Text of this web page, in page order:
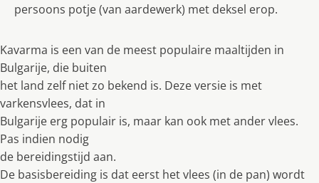
persoons potje (van aardewerk) met deksel erop.
Kavarma is een van de meest populaire maaltijden in
Bulgarije, die buiten
het land zelf niet zo bekend is. Deze versie is met
varkensvlees, dat in
Bulgarije erg populair is, maar kan ook met ander vlees.
Pas indien nodig
de bereidingstijd aan.
De basisbereiding is dat eerst het vlees (in de pan) wordt